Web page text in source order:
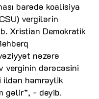
barədə koalisiya
vergilərin
Xristian Demokratik
nəzərə
verginin dərəcəsini
ildən həmrəylik
gəlir”, - deyib.